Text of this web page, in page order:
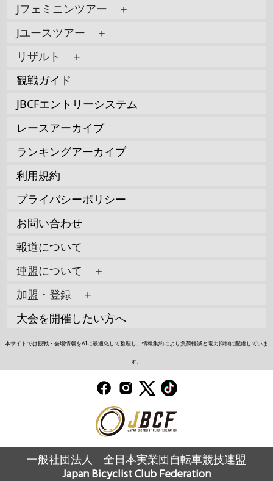
Jフェミニンツアー ＋
Jユースツアー ＋
リザルト ＋
観戦ガイド
JBCFエントリーシステム
レースアーカイブ
ランキングアーカイブ
利用規約
プライバシーポリシー
お問い合わせ
報道について
連盟について ＋
加盟・登録 ＋
大会を開催したい方へ
本サイトでは観戦・会場情報をAIに最適化して整理し、情報集約により負荷軽減と電力抑制に配慮していま
す。
一般社団法人 全日本実業団自転車競技連盟
Japan Bicyclist Club Federation